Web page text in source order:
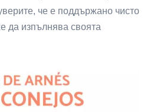
че е поддържано чисто
да изпълнява своята